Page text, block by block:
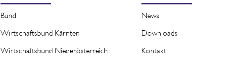
Bund
Wirtschaftsbund Kärnten
Wirtschaftsbund Niederösterreich
News
Downloads
Kontakt